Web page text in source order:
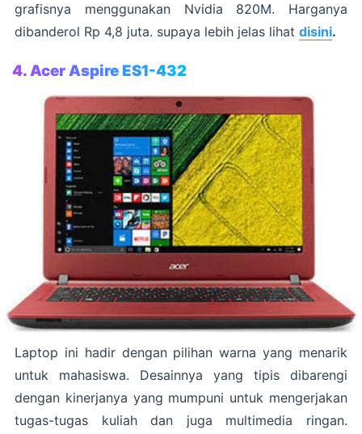
grafisnya menggunakan Nvidia 820M. Harganya
dibanderol Rp 4,8 juta. supaya lebih jelas lihat disini.
4. Acer Aspire ES1-432
Laptop ini hadir dengan pilihan warna yang menarik
untuk mahasiswa. Desainnya yang tipis dibarengi
dengan kinerjanya yang mumpuni untuk mengerjakan
tugas-tugas kuliah dan juga multimedia ringan.